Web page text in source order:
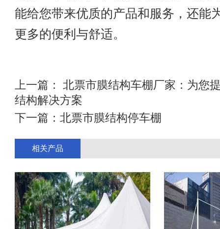
能给您带来优质的产品和服务，还能
更多的便利与舒适。
上一篇：
北票市膜结构车棚厂家：为您
结构解决方案
下一篇： 北票市膜结构停车棚
相关产品